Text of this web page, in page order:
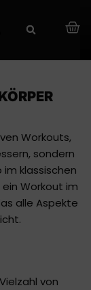
Workouts,
sondern
klassischen
Workout im
alle Aspekte
von